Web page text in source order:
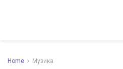
Home Музика